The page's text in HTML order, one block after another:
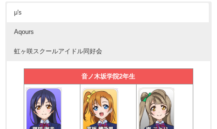
μ's
Aqours
虹ヶ咲スクールアイドル同好会
音ノ木坂学院2年生